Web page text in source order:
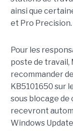
ainsi que
et Pro Precision.
Pour les
poste de
recommander
KB5101650 sur
sous blocage
recevront
Windows